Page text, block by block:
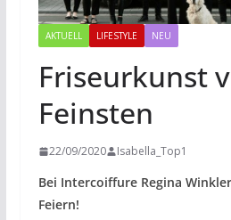
AKTUELL LIFESTYLE NEU
Friseurkunst
Feinsten
22/09/2020 Isabella_Top1
Bei Intercoiffure Regina
Feiern!